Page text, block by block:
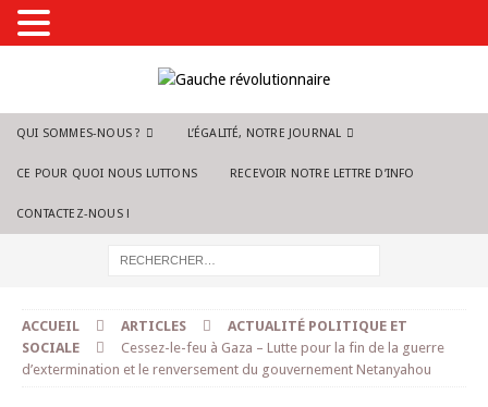
QUI SOMMES-NOUS ? L’ÉGALITÉ, NOTRE JOURNAL
CE POUR QUOI NOUS LUTTONS RECEVOIR NOTRE LETTRE D’INFO
CONTACTEZ-NOUS !
ACCUEIL ARTICLES
ACTUALITÉ POLITIQUE ET
SOCIALE
Cessez-le-feu à Gaza – Lutte pour la fin de la guerre
d’extermination et le renversement du gouvernement Netanyahou